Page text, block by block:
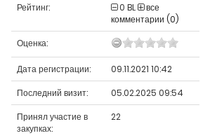
Рейтинг:
0 BL
все
комментарии (0)
Оценка:
Дата регистрации:
09.11.2021 10:42
Последний визит:
05.02.2025 09:54
Принял участие в
закупках:
22